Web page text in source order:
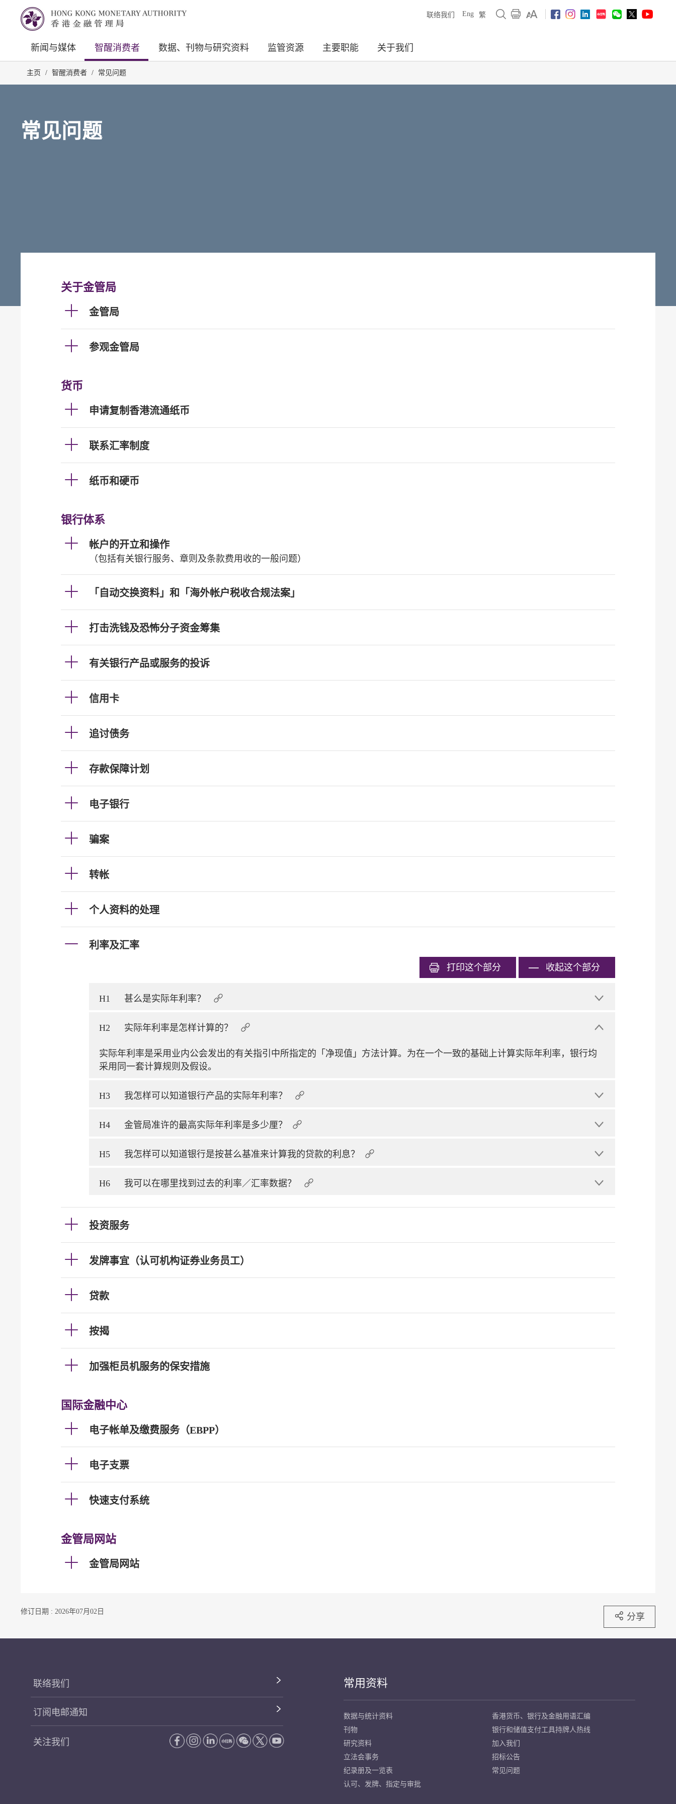
联络我们 Eng 繁
新闻与媒体 智醒消费者 数据、刊物与研究资料 监管资源 主要职能 关于我们
主页 / 智醒消费者 / 常见问题
常见问题
关于金管局
金管局
参观金管局
货币
申请复制香港流通纸币
联系汇率制度
纸币和硬币
银行体系
帐户的开立和操作
（包括有关银行服务、章则及条款费用收的一般问题）
「自动交换资料」和「海外帐户税收合规法案」
打击洗钱及恐怖分子资金筹集
有关银行产品或服务的投诉
信用卡
追讨债务
存款保障计划
电子银行
骗案
转帐
个人资料的处理
利率及汇率
打印这个部分 收起这个部分
H1 甚么是实际年利率？
H2 实际年利率是怎样计算的？
实际年利率是采用业内公会发出的有关指引中所指定的「净现值」方法计算。为在一个一致的基础上计算实际年利率，银行均
采用同一套计算规则及假设。
H3 我怎样可以知道银行产品的实际年利率？
H4 金管局准许的最高实际年利率是多少厘？
H5 我怎样可以知道银行是按甚么基准来计算我的贷款的利息？
H6 我可以在哪里找到过去的利率／汇率数据？
投资服务
发牌事宜（认可机构证券业务员工）
贷款
按揭
加强柜员机服务的保安措施
国际金融中心
电子帐单及缴费服务（EBPP）
电子支票
快速支付系统
金管局网站
金管局网站
修订日期 : 2026年07月02日 分享
联络我们
订阅电邮通知
关注我们
常用资料
数据与统计资料
刊物
研究资料
立法会事务
纪录册及一览表
认可、发牌、指定与审批
香港货币、银行及金融用语汇编
银行和储值支付工具持牌人热线
加入我们
招标公告
常见问题